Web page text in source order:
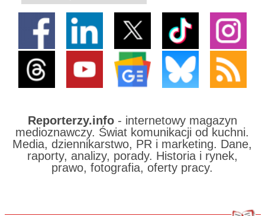
Reporterzy.info- internetowy magazyn
medioznawczy. Świat komunikacji od kuchni.
Media, dziennikarstwo, PR i marketing. Dane,
raporty, analizy, porady. Historia i rynek,
prawo, fotografia, oferty pracy.